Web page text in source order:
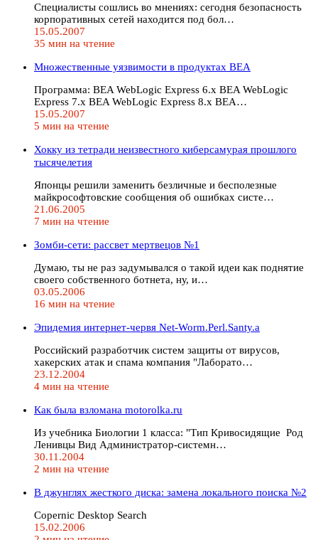
Специалисты сошлись во мнениях: сегодня безопасность
корпоративных сетей находится под бол…
15.05.2007
35 мин на чтение
Множественные уязвимости в продуктах BEA
Программа: BEA WebLogic Express 6.x BEA WebLogic
Express 7.x BEA WebLogic Express 8.x BEA…
15.05.2007
5 мин на чтение
Хокку из тетpади неизвестного кибеpсамуpая пpошлого
тысячелетия
Японцы решили заменить безличные и бесполезные
майкрософтовские сообщения об ошибках систе…
21.06.2005
7 мин на чтение
Зомби-сети: рассвет мертвецов №1
Думаю, ты не раз задумывался о такой идеи как поднятие
своего собственного ботнета, ну, и…
03.05.2006
16 мин на чтение
Эпидемия интернет-червя Net-Worm.Perl.Santy.a
Российский разработчик систем защиты от вирусов,
хакерских атак и спама компания "Лаборато…
23.12.2004
4 мин на чтение
Как была взломана motorolka.ru
Из учебника Биологии 1 класса: "Тип Кривосидящие Род
Ленивцы Вид Администратор-системн…
30.11.2004
2 мин на чтение
В джунглях жесткого диска: замена локального поиска №2
Copernic Desktop Search
15.02.2006